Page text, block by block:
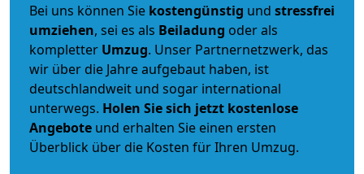
Bei uns können Sie kostengünstig und stressfrei
umziehen, sei es als Beiladung oder als
kompletter Umzug. Unser Partnernetzwerk, das
wir über die Jahre aufgebaut haben, ist
deutschlandweit und sogar international
unterwegs. Holen Sie sich jetzt kostenlose
Angebote und erhalten Sie einen ersten
Überblick über die Kosten für Ihren Umzug.